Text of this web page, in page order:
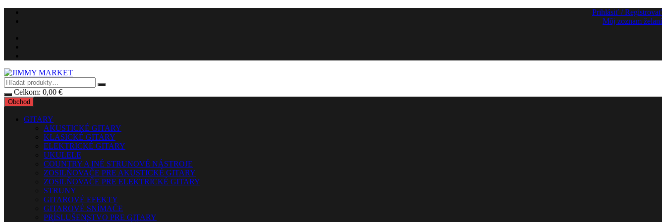
Preskočiť
Prihlásiť / Registrovať
Môj zoznam želaní
Celkom: 0,00 €
Obchod
GITARY
AKUSTICKÉ GITARY
KLASICKÉ GITARY
ELEKTRICKÉ GITARY
UKULELE
COUNTRY A INÉ STRUNOVÉ NÁSTROJE
ZOSILŇOVAČE PRE AKUSTICKÉ GITARY
ZOSILŇOVAČE PRE ELEKTRICKÉ GITARY
STRUNY
GITAROVÉ EFEKTY
GITAROVÉ SNÍMAČE
PRÍSLUŠENSTVO PRE GITARY